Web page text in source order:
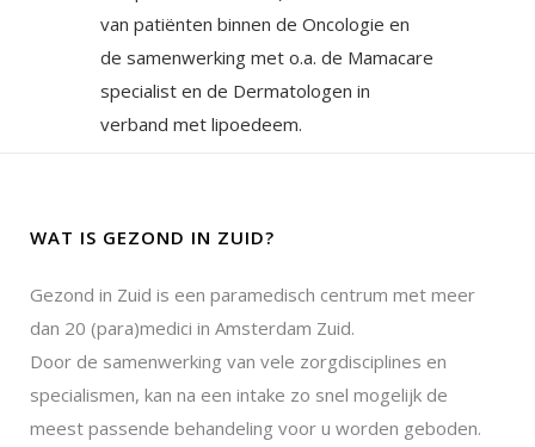
van patiёnten binnen de Oncologie en
de samenwerking met o.a. de Mamacare
specialist en de Dermatologen in
verband met lipoedeem.
WAT IS GEZOND IN ZUID?
Gezond in Zuid is een paramedisch centrum met meer
dan 20 (para)medici in Amsterdam Zuid.
Door de samenwerking van vele zorgdisciplines en
specialismen, kan na een intake zo snel mogelijk de
meest passende behandeling voor u worden geboden.